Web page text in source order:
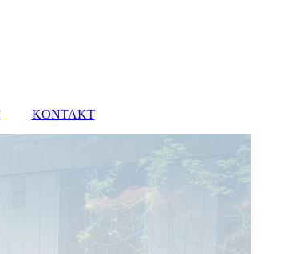
KONTAKT